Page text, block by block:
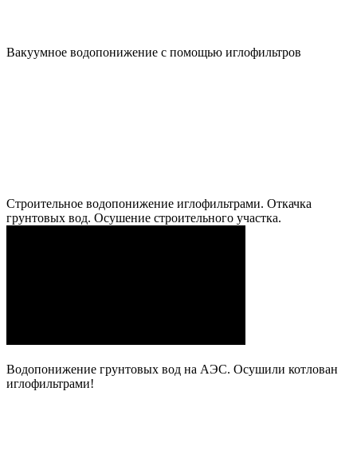
Вакуумное водопонижение с помощью иглофильтров
Строительное водопонижение иглофильтрами. Откачка
грунтовых вод. Осушение строительного участка.
Водопонижение грунтовых вод на АЭС. Осушили котлован
иглофильтрами!